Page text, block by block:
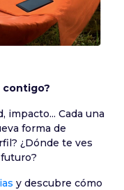
contigo?
impacto... Cada una
forma de
¿Dónde te ves
y descubre cómo